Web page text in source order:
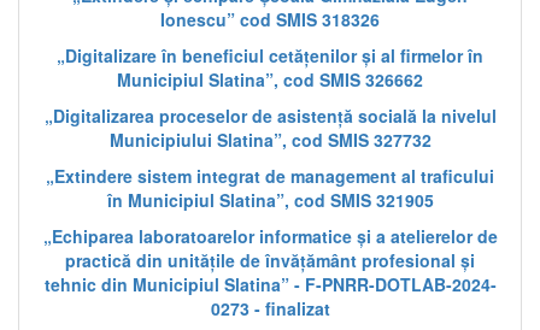
Ionescu” cod SMIS 318326
„Digitalizare în beneficiul cetățenilor și al firmelor în
Municipiul Slatina”, cod SMIS 326662
„Digitalizarea proceselor de asistență socială la nivelul
Municipiului Slatina”, cod SMIS 327732
„Extindere sistem integrat de management al traficului
în Municipiul Slatina”, cod SMIS 321905
„Echiparea laboratoarelor informatice și a atelierelor de
practică din unitățile de învățământ profesional și
tehnic din Municipiul Slatina” - F-PNRR-DOTLAB-2024-
0273 - finalizat